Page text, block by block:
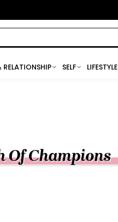
RELATIONSHIP SELF LIFESTYLE
Of Champions